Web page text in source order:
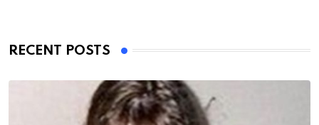
RECENT POSTS